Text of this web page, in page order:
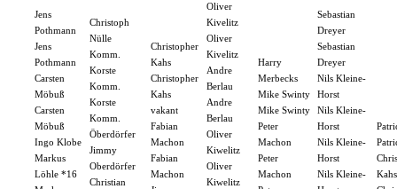
Jens
Pothmann
Jens
Pothmann
Carsten
Möbuß
Carsten
Möbuß
Ingo Klobe
Markus
Löhle *16
Christoph
Nülle
Komm.
Korste
Komm.
Korste
Komm.
Öberdörfer
Jimmy
Oberdörfer
Christian
Christopher
Kahs
Christopher
Kahs
vakant
Fabian
Machon
Fabian
Machon
Oliver
Kivelitz
Oliver
Kivelitz
Andre
Berlau
Andre
Berlau
Oliver
Kiwelitz
Oliver
Kiwelitz
Harry
Merbecks
Mike Swinty
Mike Swinty
Peter
Machon
Peter
Machon
Sebastian
Dreyer
Sebastian
Dreyer
Nils Kleine-
Horst
Nils Kleine-
Horst
Nils Kleine-
Horst
Nils Kleine-
Kahs